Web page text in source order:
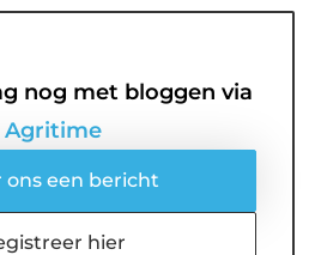
nog met bloggen via
Agritime
ons een bericht
hier